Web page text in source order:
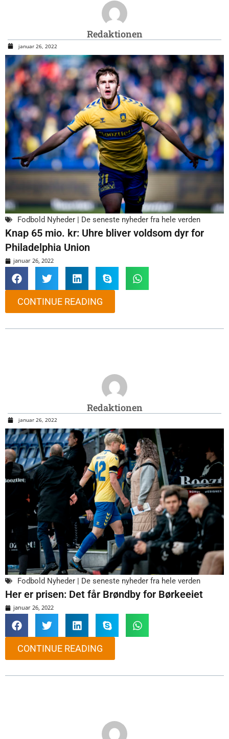
Redaktionen
januar 26, 2022
Fodbold Nyheder | De seneste nyheder fra hele verden
Knap 65 mio. kr: Uhre bliver voldsom dyr for
Philadelphia Union
januar 26, 2022
CONTINUE READING
Redaktionen
januar 26, 2022
Fodbold Nyheder | De seneste nyheder fra hele verden
Her er prisen: Det får Brøndby for Børkeeiet
januar 26, 2022
CONTINUE READING